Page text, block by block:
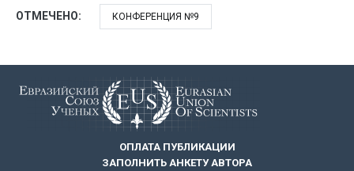
ОТМЕЧЕНО: КОНФЕРЕНЦИЯ №9
ОПЛАТА ПУБЛИКАЦИИ
ЗАПОЛНИТЬ АНКЕТУ АВТОРА